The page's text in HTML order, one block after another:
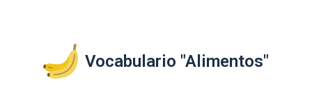
Vocabulario "Alimentos"